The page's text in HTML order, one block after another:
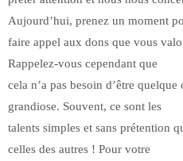
Aujourd’hui, prenez un moment
faire appel aux dons que vous
Rappelez-vous cependant que
cela n’a pas besoin d’être
grandiose. Souvent, ce sont les
talents simples et sans prétention
celles des autres ! Pour votre